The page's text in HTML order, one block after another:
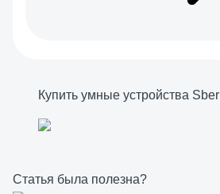
Купить умные устройства Sber
Статья была полезна?